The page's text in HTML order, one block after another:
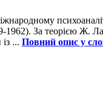
За теорією Ж.
... Повний опис у